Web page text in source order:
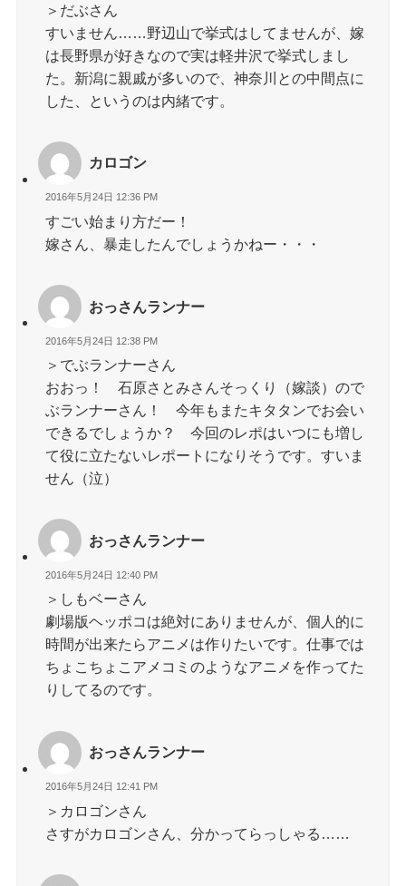
＞だぶさん
すいません……野辺山で挙式はしてませんが、嫁
は長野県が好きなので実は軽井沢で挙式しまし
た。新潟に親戚が多いので、神奈川との中間点に
した、というのは内緒です。
カロゴン
2016年5月24日 12:36 PM
すごい始まり方だー！
嫁さん、暴走したんでしょうかねー・・・
おっさんランナー
2016年5月24日 12:38 PM
＞でぶランナーさん
おおっ！ 石原さとみさんそっくり（嫁談）ので
ぶランナーさん！ 今年もまたキタタンでお会い
できるでしょうか？ 今回のレポはいつにも増し
て役に立たないレポートになりそうです。すいま
せん（泣）
おっさんランナー
2016年5月24日 12:40 PM
＞しもベーさん
劇場版ヘッポコは絶対にありませんが、個人的に
時間が出来たらアニメは作りたいです。仕事では
ちょこちょこアメコミのようなアニメを作ってた
りしてるのです。
おっさんランナー
2016年5月24日 12:41 PM
＞カロゴンさん
さすがカロゴンさん、分かってらっしゃる……